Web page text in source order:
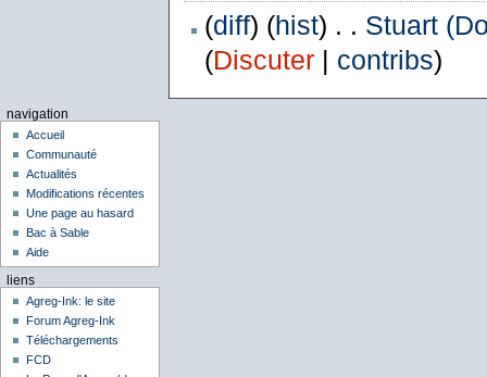
(diff) (hist) . . Stuart
(Discuter| contribs)
navigation
Accueil
Communauté
Actualités
Modifications récentes
Une page au hasard
Bac à Sable
Aide
liens
Agreg-Ink: le site
Forum Agreg-Ink
Téléchargements
FCD